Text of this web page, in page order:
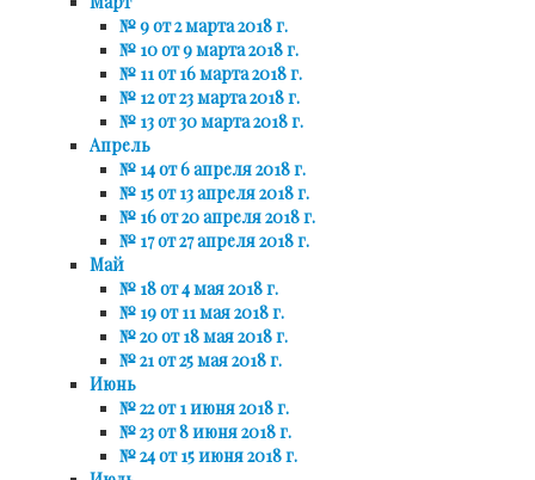
№ 9 от 2 марта 2018 г.
№ 10 от 9 марта 2018 г.
№ 11 от 16 марта 2018 г.
№ 12 от 23 марта 2018 г.
№ 13 от 30 марта 2018 г.
Апрель
№ 14 от 6 апреля 2018 г.
№ 15 от 13 апреля 2018 г.
№ 16 от 20 апреля 2018 г.
№ 17 от 27 апреля 2018 г.
Май
№ 18 от 4 мая 2018 г.
№ 19 от 11 мая 2018 г.
№ 20 от 18 мая 2018 г.
№ 21 от 25 мая 2018 г.
Июнь
№ 22 от 1 июня 2018 г.
№ 23 от 8 июня 2018 г.
№ 24 от 15 июня 2018 г.